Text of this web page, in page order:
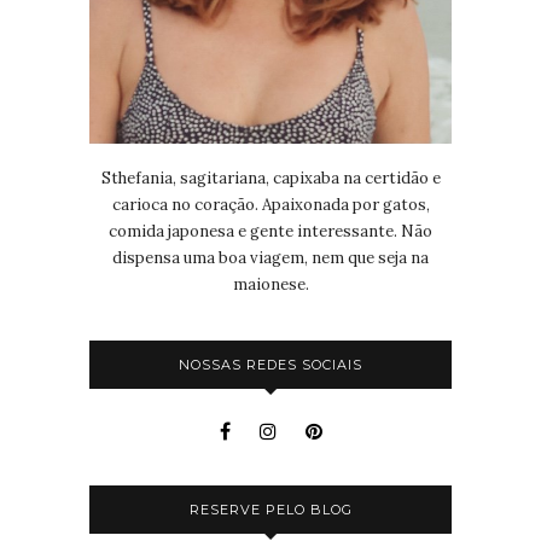
Sthefania, sagitariana, capixaba na certidão e
carioca no coração. Apaixonada por gatos,
comida japonesa e gente interessante. Não
dispensa uma boa viagem, nem que seja na
maionese.
NOSSAS REDES SOCIAIS
RESERVE PELO BLOG